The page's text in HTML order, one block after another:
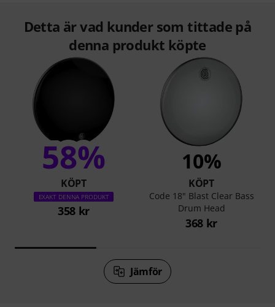
Detta är vad kunder som tittade på
denna produkt köpte
58%
KÖPT
EXAKT DENNA PRODUKT
358 kr
10%
KÖPT
Code 18" Blast Clear Bass
Drum Head
368 kr
Jämför